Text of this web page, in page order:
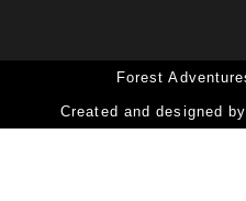
Forest
Created and designed